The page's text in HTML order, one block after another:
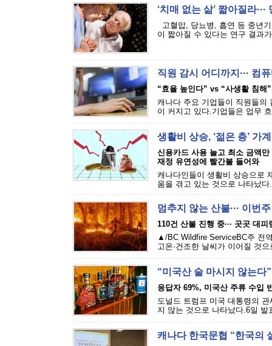
‘치매 없는 삶’ 짧아질라
고혈압, 당뇨병, 흡연 등 중년
이 짧아질 수 있다는 연구 결과
직원 감시 어디까지··· 컴
“효율 높인다” vs “사생활 침해”
캐나다 주요 기업들이 직원들의
이 커지고 있다.기업들은 업무
생활비 상승, ‘젊은 층’ 가
신용카드 사용 늘고 최소 금액만
재정 유연성에 빨간불 들어와
캐나다인들이 생활비 상승으로
움을 겪고 있는 것으로 나타났
멈추지 않는 산불··· 이번
110건 산불 진행 중··· 곳곳 대피
▲/BC Wildfire ServiceBC주 전
고온·건조한 날씨가 이어질 것
“미국산 술 마시지 않는다
응답자 69%, 미국산 주류 수입
도널드 트럼프 미국 대통령의
지 않는 것으로 나타났다.6일
캐나다 한국문협 “한국의